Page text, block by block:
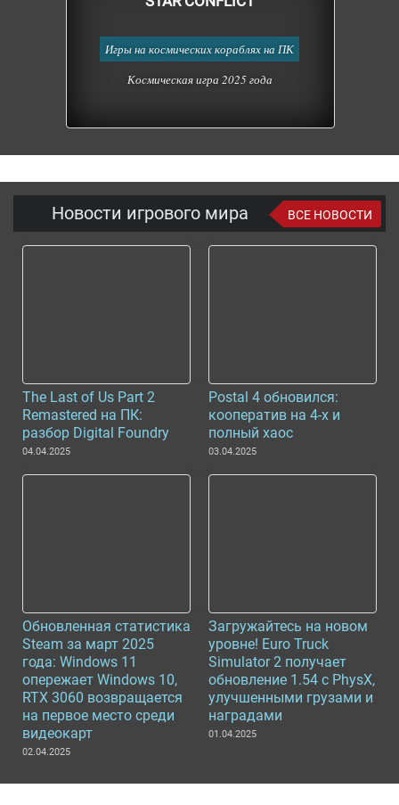
Игры на космических кораблях на ПК
Космическая игра 2025 года
Новости игрового мира ВСЕ НОВОСТИ
The Last of Us Part 2
Remastered на ПК:
разбор Digital Foundry
04.04.2025
Postal 4 обновился:
кооператив на 4-х и
полный хаос
03.04.2025
Обновленная статистика
Steam за март 2025
года: Windows 11
опережает Windows 10,
RTX 3060 возвращается
на первое место среди
видеокарт
02.04.2025
Загружайтесь на новом
уровне! Euro Truck
Simulator 2 получает
обновление 1.54 с PhysX,
улучшенными грузами и
наградами
01.04.2025